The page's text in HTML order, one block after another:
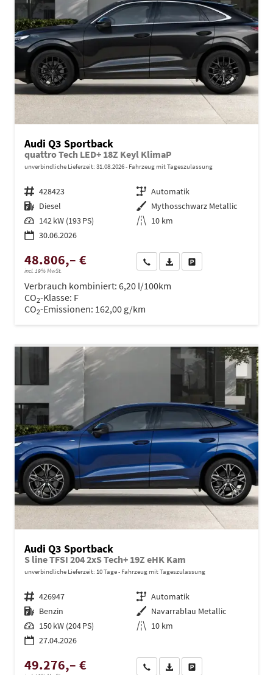
Audi Q3 Sportback
quattro Tech LED+ 18Z Keyl KlimaP
unverbindliche Lieferzeit: 31.08.2026 Fahrzeug mit Tageszulassung
Fahrzeugnr. 428423 Getriebe Automatik
Kraftstoff Diesel Außenfarbe Mythosschwarz Metallic
Leistung 142 kW (193 PS) Kilometerstand 10 km
30.06.2026
48.806,– €
incl. 19% MwSt.
Wir rufen Sie anPDF-Datei, Fahrzeugexposé
Verbrauch kombiniert: 6,20 l/100km
CO2-Klasse: F
CO2-Emissionen: 162,00 g/km
Audi Q3 Sportback
S line TFSI 204 2xS Tech+ 19Z eHK Kam
unverbindliche Lieferzeit: 10 Tage Fahrzeug mit Tageszulassung
Fahrzeugnr. 426947 Getriebe Automatik
Kraftstoff Benzin Außenfarbe Navarrablau Metallic
Leistung 150 kW (204 PS) Kilometerstand 10 km
27.04.2026
49.276,– € Wir rufen Sie anPDF-Datei, Fahrzeugexposé